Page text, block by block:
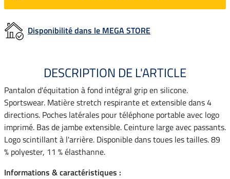
Disponibilité dans le MEGA STORE
DESCRIPTION DE L'ARTICLE
Pantalon d'équitation à fond intégral grip en silicone.
Sportswear. Matière stretch respirante et extensible dans 4
directions. Poches latérales pour téléphone portable avec logo
imprimé. Bas de jambe extensible. Ceinture large avec passants.
Logo scintillant à l'arrière. Disponible dans toues les tailles. 89
% polyester, 11 % élasthanne.
Informations & caractéristiques :